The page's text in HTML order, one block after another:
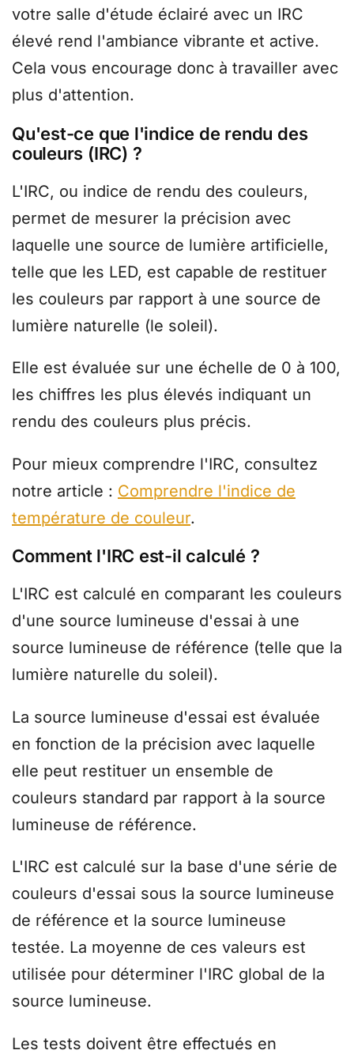
votre salle d'étude éclairé avec un IRC
élevé rend l'ambiance vibrante et active.
Cela vous encourage donc à travailler avec
plus d'attention.
Qu'est-ce que l'indice de rendu des
couleurs (IRC) ?
L'IRC, ou indice de rendu des couleurs,
permet de mesurer la précision avec
laquelle une source de lumière artificielle,
telle que les LED, est capable de restituer
les couleurs par rapport à une source de
lumière naturelle (le soleil).
Elle est évaluée sur une échelle de 0 à 100,
les chiffres les plus élevés indiquant un
rendu des couleurs plus précis.
Pour mieux comprendre l'IRC, consultez
notre article : Comprendre l'indice de
température de couleur.
Comment l'IRC est-il calculé ?
L'IRC est calculé en comparant les couleurs
d'une source lumineuse d'essai à une
source lumineuse de référence (telle que la
lumière naturelle du soleil).
La source lumineuse d'essai est évaluée
en fonction de la précision avec laquelle
elle peut restituer un ensemble de
couleurs standard par rapport à la source
lumineuse de référence.
L'IRC est calculé sur la base d'une série de
couleurs d'essai sous la source lumineuse
de référence et la source lumineuse
testée. La moyenne de ces valeurs est
utilisée pour déterminer l'IRC global de la
source lumineuse.
Les tests doivent être effectués en